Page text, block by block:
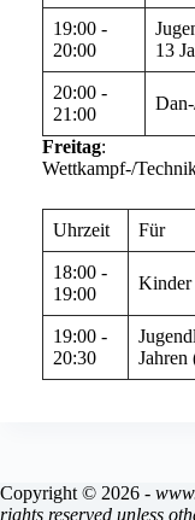
19:00 -
20:00
13
20:00 -
21:00
Freitag:
Wettkampf-/
Uhrzeit Für
18:00 -
19:00
Kinder
19:00 -
20:30
Copyright © 2026 -
rights reserved unless